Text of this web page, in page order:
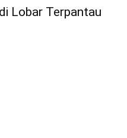
Lobar Terpantau